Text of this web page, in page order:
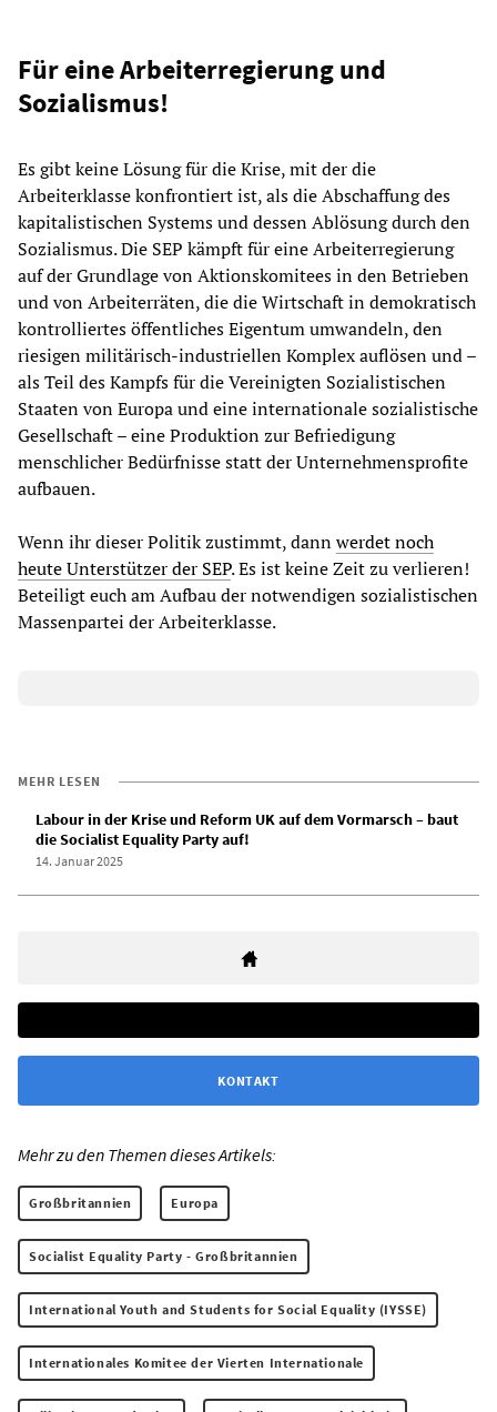
Für eine Arbeiterregierung und
Sozialismus!
Es gibt keine Lösung für die Krise, mit der die
Arbeiterklasse konfrontiert ist, als die Abschaffung des
kapitalistischen Systems und dessen Ablösung durch den
Sozialismus. Die SEP kämpft für eine Arbeiterregierung
auf der Grundlage von Aktionskomitees in den Betrieben
und von Arbeiterräten, die die Wirtschaft in demokratisch
kontrolliertes öffentliches Eigentum umwandeln, den
riesigen militärisch-industriellen Komplex auflösen und –
als Teil des Kampfs für die Vereinigten Sozialistischen
Staaten von Europa und eine internationale sozialistische
Gesellschaft – eine Produktion zur Befriedigung
menschlicher Bedürfnisse statt der Unternehmensprofite
aufbauen.
Wenn ihr dieser Politik zustimmt, dannwerdet noch
heute Unterstützer der SEP. Es ist keine Zeit zu verlieren!
Beteiligt euch am Aufbau der notwendigen sozialistischen
Massenpartei der Arbeiterklasse.
MEHR LESEN
Labour in der Krise und Reform UK auf dem Vormarsch – baut
die Socialist Equality Party auf!
14. Januar 2025
KONTAKT
Mehr zu den Themen dieses Artikels:
Großbritannien Europa
Socialist Equality Party - Großbritannien
International Youth and Students for Social Equality (IYSSE)
Internationales Komitee der Vierten Internationale